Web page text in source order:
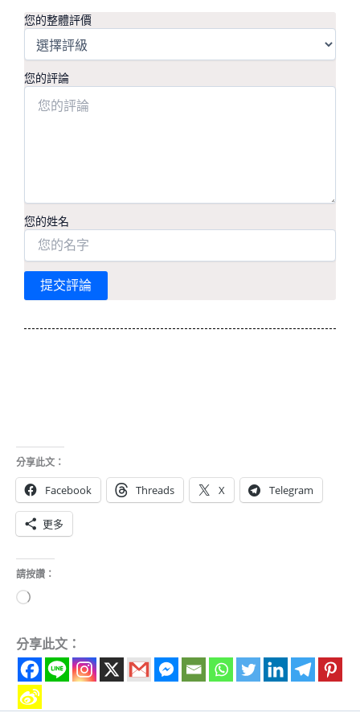
您的整體評價
您的評論
您的姓名
提交評論
分享此文：
Facebook Threads X Telegram
更多
請按讚：
正
入...
分享此文：